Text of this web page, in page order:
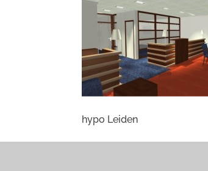
hypo Leiden